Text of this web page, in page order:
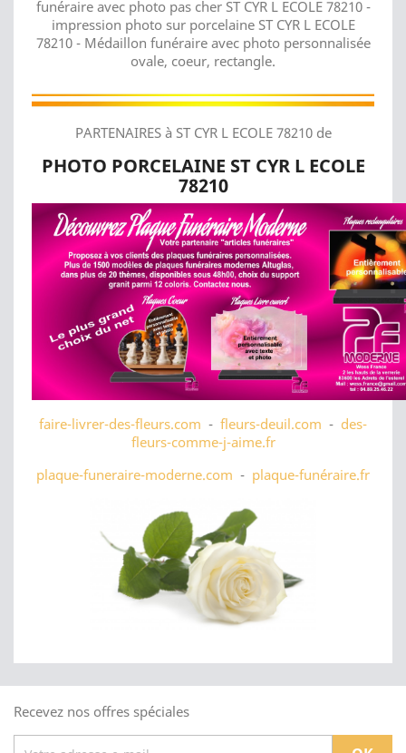
funéraire avec photo pas cher ST CYR L ECOLE 78210 -
impression photo sur porcelaine ST CYR L ECOLE
78210 - Médaillon funéraire avec photo personnalisée
ovale, coeur, rectangle.
PARTENAIRES à ST CYR L ECOLE 78210 de
PHOTO PORCELAINE ST CYR L ECOLE
78210
faire-livrer-des-fleurs.com - fleurs-deuil.com - des-
fleurs-comme-j-aime.fr
plaque-funeraire-moderne.com - plaque-funéraire.fr
Recevez nos offres spéciales